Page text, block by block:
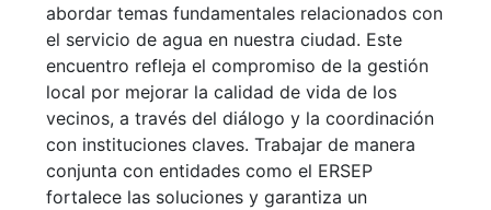
abordar temas fundamentales relacionados con
el servicio de agua en nuestra ciudad. Este
encuentro refleja el compromiso de la gestión
local por mejorar la calidad de vida de los
vecinos, a través del diálogo y la coordinación
con instituciones claves. Trabajar de manera
conjunta con entidades como el ERSEP
fortalece las soluciones y garantiza un